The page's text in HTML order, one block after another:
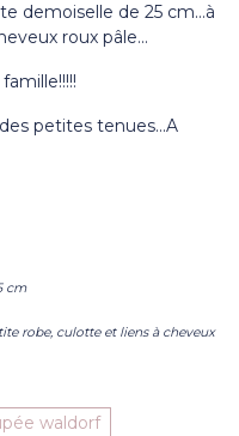
demoiselle de 25 cm...à
roux pâle...
petites tenues...A
cm
robe, culotte et liens à cheveux
waldorf